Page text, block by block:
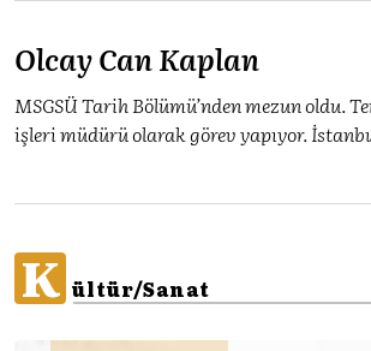
Olcay Can Kaplan
MSGSÜ Tarih Bölümü’nden mezun oldu.
işleri müdürü olarak görev yapıyor.
K ültür/Sanat